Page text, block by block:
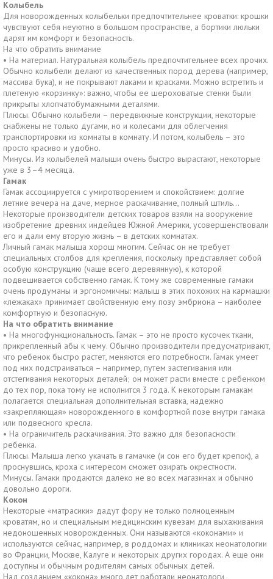
Колыбель
Для новорожденных колыбельки предпочтительнее кроватки: крошки
чувствуют себя неуютно в большом пространстве, а бортики люльки
дарят им комфорт и безопасность.
На что обратить внимание
• На материал. Натуральная колыбель предпочтительнее всех прочих.
Обычно колыбели делают из качественных пород дерева (например,
массива бука), и не покрывают лаками и красками. Можно встретить и
плетеную «корзинку»: важно, чтобы ее шероховатые стенки были
прикрыты хлопчатобумажными деталями.
Плюсы. Обычно колыбели – передвижные конструкции, некоторые
снабжены не только дугами, но и колесами для облегчения
транспортировки из комнаты в комнату. И потом, колыбель – это
просто красиво и удобно.
Минусы. Из колыбелей малыши очень быстро вырастают, некоторые
уже в 3–4 месяца.
Гамак
Гамак ассоциируется с умиротворением и спокойствием: долгие
летние вечера на даче, мерное раскачивание, полный штиль…
Некоторые производители детских товаров взяли на вооружение
изобретение древних индейцев Южной Америки, усовершенствовали
его и дали ему вторую жизнь – в детских комнатах.
Личный гамак малыша хорош многим. Сейчас он не требует
специальных столбов для крепления, поскольку представляет собой
особую конструкцию (чаще всего деревянную), к которой
подвешивается собственно гамак. К тому же современные гамаки
очень продуманы и эргономичны: малыш в этих похожих на кармашки
«лежаках» принимает свойственную ему позу эмбриона – наиболее
комфортную и безопасную.
На что обратить внимание
• На многофункциональность. Гамак – это не просто кусочек ткани,
прикрепленный абы к чему. Обычно производители предусматривают,
что ребенок быстро растет, меняются его потребности. Гамак умеет
под них подстраиваться – например, путем застегивания или
отстегивания некоторых деталей; он может расти вместе с ребенком
до тех пор, пока тому не исполнится 3 года. К некоторым гамакам
полагается специальная дополнительная вставка, надежно
«закрепляющая» новорожденного в комфортной позе внутри гамака
или подвесного кресла.
• На ограничитель раскачивания. Это важно для безопасности
ребенка.
Плюсы. Малыша легко укачать в гамачке (и сон его будет крепок), а
проснувшись, кроха с интересом сможет озирать окрестности.
Минусы. Гамаки продаются далеко не во всех магазинах и обычно
довольно дороги.
Кокон
Некоторые «матрасики» дадут фору не только полноценным
кроватям, но и специальным медицинским кувезам для выхаживания
недоношенных новорожденных. Они называются «коконами» и
используются сейчас, например, в роддомах и клиниках неонатологии
во Франции, Москве, Калуге и некоторых других городах. А еще они
доступны и обычным родителям самых обычных детей.
Над созданием «кокона» много лет работали неонатологи,